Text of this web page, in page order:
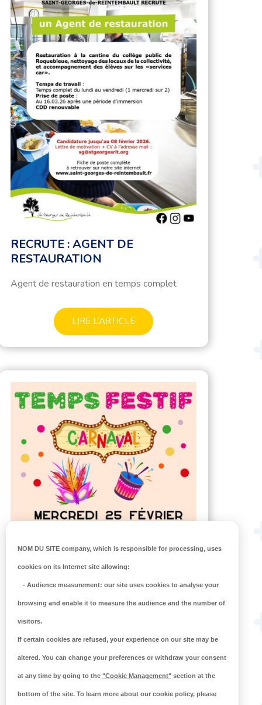
RECRUTE : AGENT DE
RESTAURATION
Agent de restauration en temps complet
LIRE L’ARTICLE
ACTIVITÉS DE FÉVRIER À
L’OASIS
NOM DU SITE company, which is responsible for processing, uses
cookies on its Internet site allowing:
- Audience measurement: our site uses cookies to analyse your
browsing and enable it to measure the audience and the number of
visitors.
If certain cookies are refused, your experience on our site may be
altered. You can change your preferences or withdraw your consent
at any time by going to the "Cookie Management" section at the
bottom of the site. To learn more about our cookie policy, please